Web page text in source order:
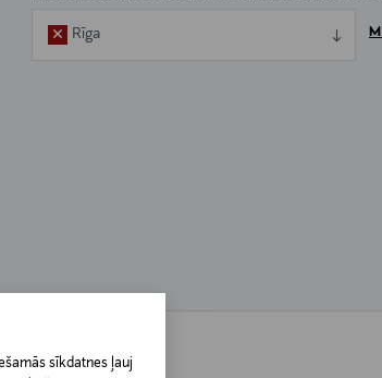
sīkdatnes ļauj
Rīga